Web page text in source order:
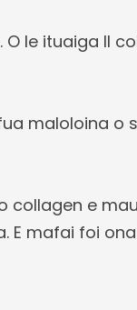
le ituaiga II
maloloina o
collagen e
mafai foi